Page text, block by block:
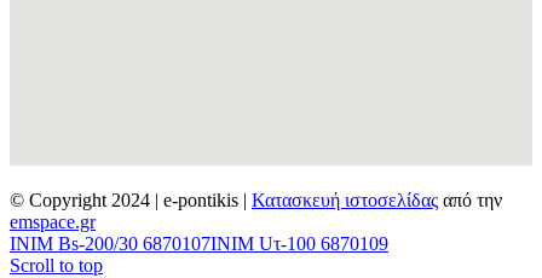
© Copyright 2024 | e-pontikis | Κατασκευή ιστοσελίδας από την
emspace.gr
INIM Bs-200/30 6870107INIM Uτ-100 6870109
Scroll to top